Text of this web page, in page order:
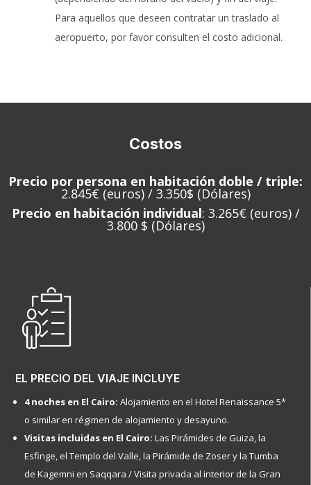
Para aquellos que deseen contratar un traslado al
aeropuerto, por favor consulten el costo adicional.
Costos
Precio por persona en habitación doble / triple:
2.845€ (euros) / 3.350$ (Dólares)
Precio en habitación individual: 3.265€ (euros) /
3.800 $ (Dólares)
EL PRECIO DEL VIAJE INCLUYE
4 noches en El Cairo: Alojamiento en el Hotel Renaissance 5*
o similar en régimen de alojamiento y desayuno.
Visitas incluidas en El Cairo: Las Pirámides de Guiza, la
Esfinge, el Templo del Valle, la Pirámide de Zoser y la Tumba
de Kagemni en Saqqara / Visita privada al interior de la Gran